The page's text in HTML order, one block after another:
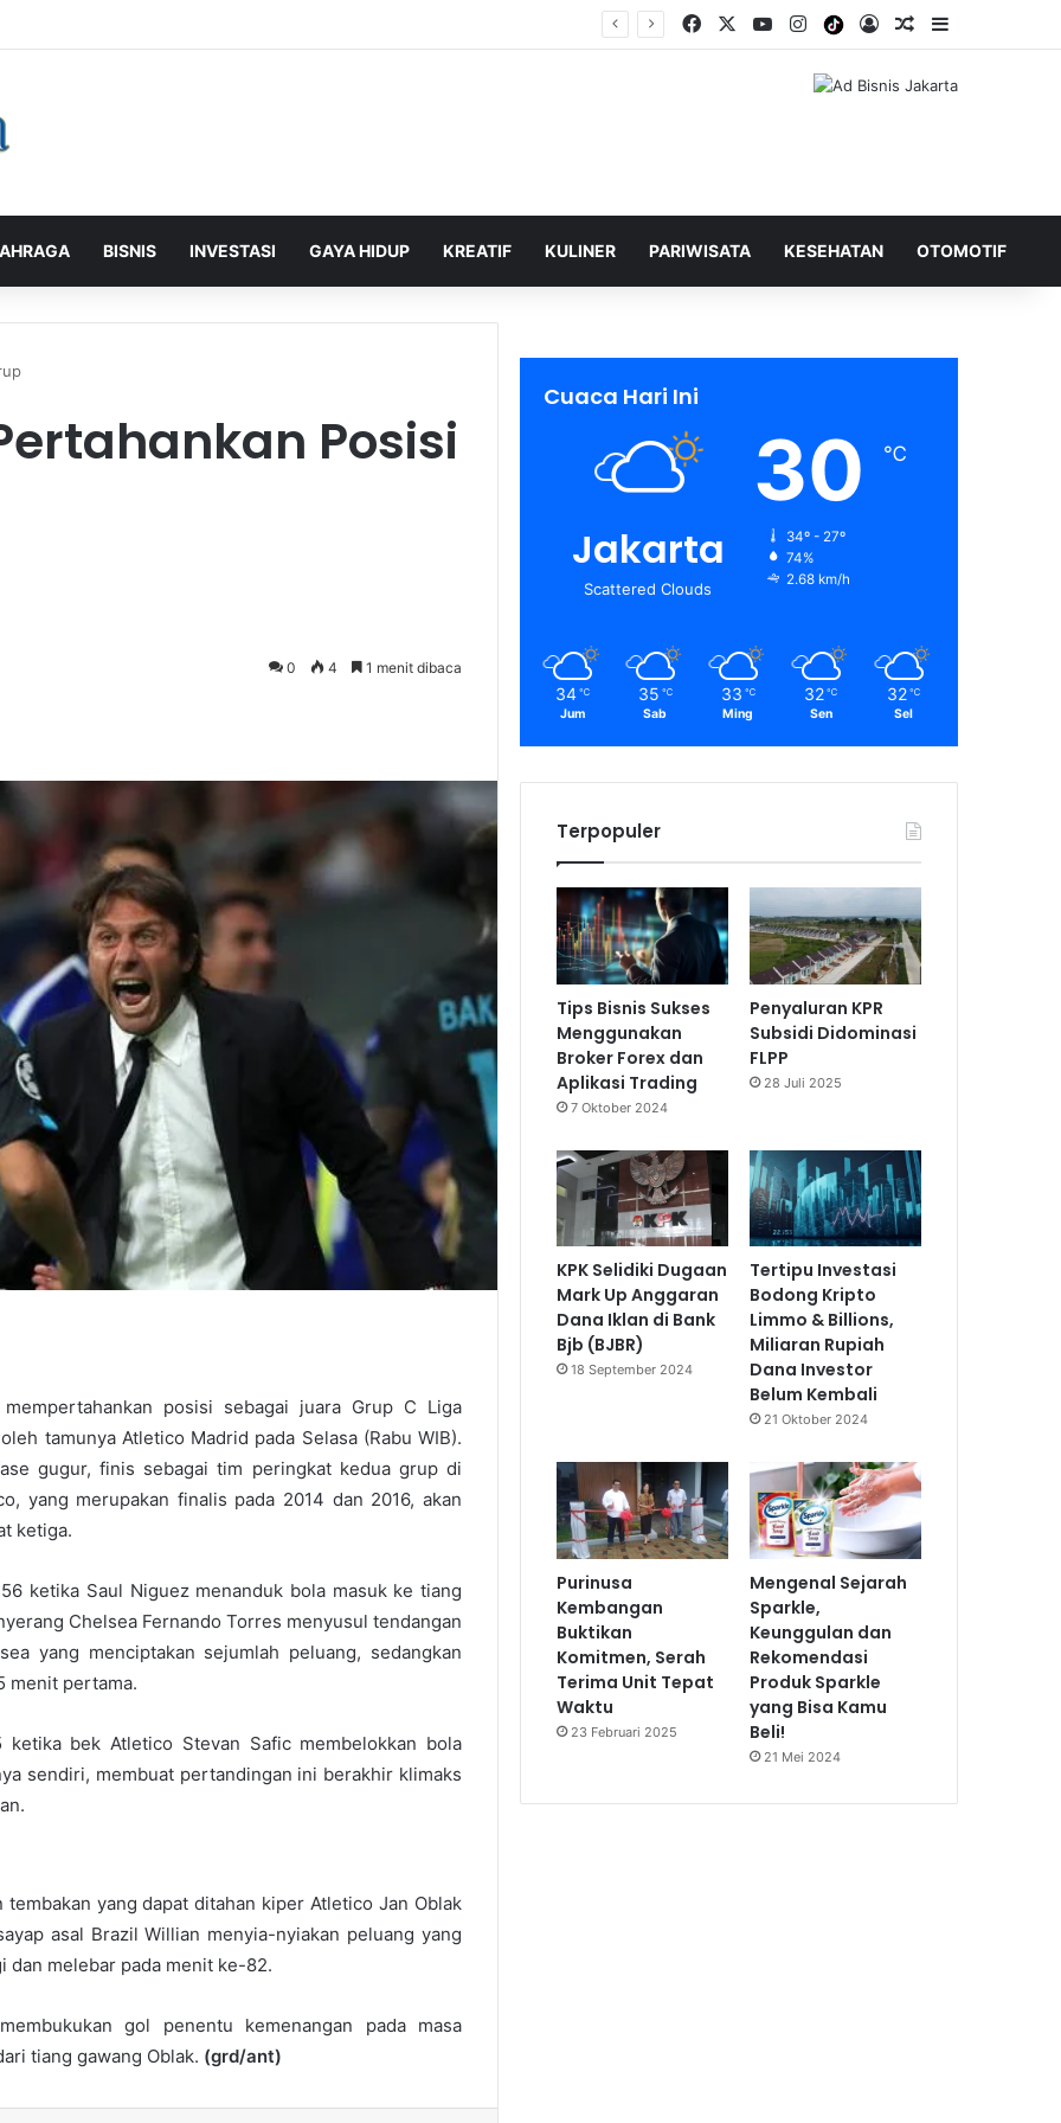
Pelanggan, PLN Icon Plus Sabet Tiga Penghargaan CCW 2026 Facebook YouTubeInstagramTiktokLog InShuffle Berita
BISNIS INVESTASI GAYA HIDUP KREATIF KULINER PARIWISATA KESEHATAN OTOMOTIF
Posisi
0 4 1 menit dibaca
posisi sebagai juara Grup C Liga
tamunya Atletico Madrid pada Selasa (Rabu WIB).
gugur, finis sebagai tim peringkat kedua grup di
yang merupakan finalis pada 2014 dan 2016, akan
ketiga.
ketika Saul Niguez menanduk bola masuk ke tiang
Chelsea Fernando Torres menyusul tendangan
yang menciptakan sejumlah peluang, sedangkan
menit pertama.
bek Atletico Stevan Safic membelokkan bola
sendiri, membuat pertandingan ini berakhir klimaks
yang dapat ditahan kiper Atletico Jan Oblak
asal Brazil Willian menyia-nyiakan peluang yang
dan melebar pada menit ke-82.
gol penentu kemenangan pada masa
tiang gawang Oblak. (grd/ant)
Cuaca Hari Ini
Jakarta
Scattered Clouds
30 ℃
34º - 27º
74%
2.68 km/h
34 ℃
Jum
35 ℃
Sab
33 ℃
Ming
32 ℃
Sen
32 ℃
Sel
Terpopuler
Tips Bisnis Sukses
Menggunakan
Broker Forex dan
Aplikasi Trading
7 Oktober 2024
Penyaluran KPR
Subsidi Didominasi
FLPP
28 Juli 2025
KPK Selidiki Dugaan
Mark Up Anggaran
Dana Iklan di Bank
Bjb (BJBR)
18 September 2024
Tertipu Investasi
Bodong Kripto
Limmo & Billions,
Miliaran Rupiah
Dana Investor
Belum Kembali
21 Oktober 2024
Purinusa
Kembangan
Buktikan
Komitmen, Serah
Terima Unit Tepat
Waktu
23 Februari 2025
Mengenal Sejarah
Sparkle,
Keunggulan dan
Rekomendasi
Produk Sparkle
yang Bisa Kamu
Beli!
21 Mei 2024